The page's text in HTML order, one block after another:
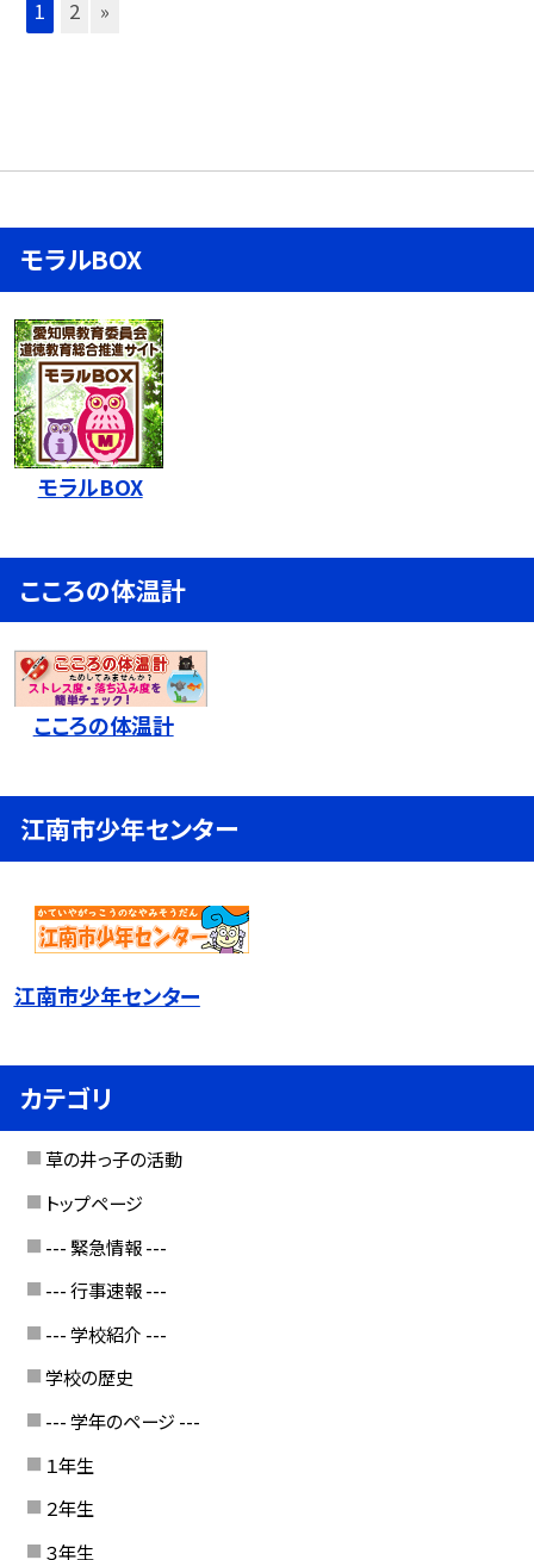
1 2 »
モラルBOX
モラルBOX
こころの体温計
こころの体温計
江南市少年センター
江南市少年センター
カテゴリ
草の井っ子の活動
トップページ
--- 緊急情報 ---
--- 行事速報 ---
--- 学校紹介 ---
学校の歴史
--- 学年のページ ---
１年生
２年生
３年生